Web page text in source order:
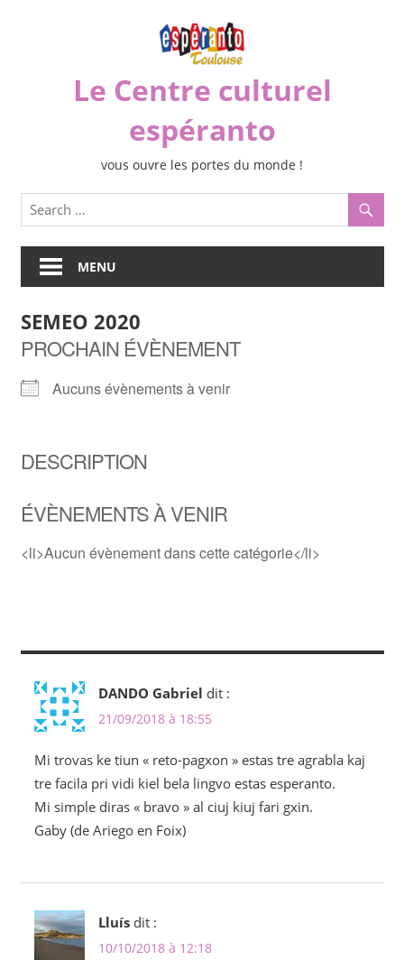
Le Centre culturel
espéranto
vous ouvre les portes du monde !
MENU
SEMEO 2020
PROCHAIN ÉVÈNEMENT
Aucuns évènements à venir
DESCRIPTION
ÉVÈNEMENTS À VENIR
<li>Aucun évènement dans cette catégorie</li>
DANDO Gabriel dit :
21/09/2018 à 18:55
Mi trovas ke tiun « reto-pagxon » estas tre agrabla kaj
tre facila pri vidi kiel bela lingvo estas esperanto.
Mi simple diras « bravo » al ciuj kiuj fari gxin.
Gaby (de Ariego en Foix)
Lluís dit :
10/10/2018 à 12:18